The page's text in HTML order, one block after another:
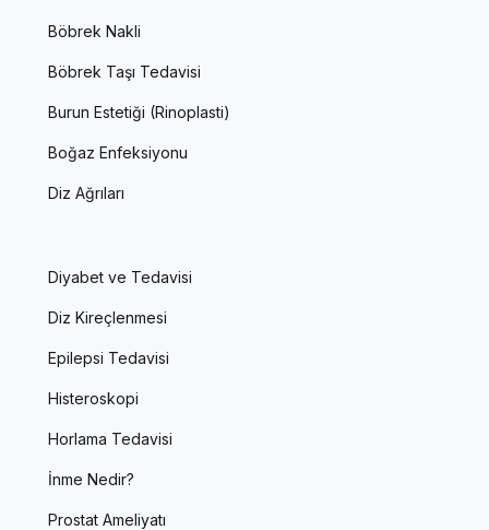
Böbrek Nakli
Böbrek Taşı Tedavisi
Burun Estetiği (Rinoplasti)
Boğaz Enfeksiyonu
Diz Ağrıları
Diyabet ve Tedavisi
Diz Kireçlenmesi
Epilepsi Tedavisi
Histeroskopi
Horlama Tedavisi
İnme Nedir?
Prostat Ameliyatı